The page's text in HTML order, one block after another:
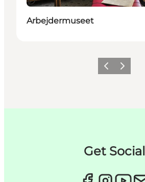
Arbejdermuseet
ForrigeNæste
Get Social